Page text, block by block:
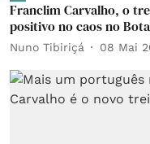
Franclim Carvalho, o
positivo no caos no
Nuno Tibiriçá 08 Mai